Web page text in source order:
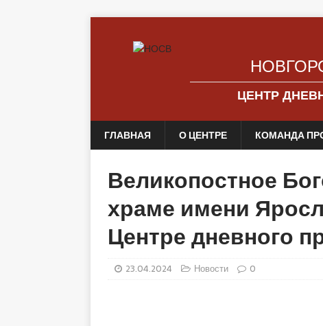
ЦЕНТР
ГЛАВНАЯ О ЦЕНТРЕ КОМАНДА
Великопостное
храме имени
Центре дневного
23.04.2024 Новости 0